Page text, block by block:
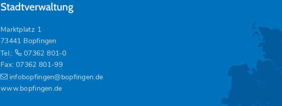
Stadtverwaltung
Marktplatz 1
73441 Bopfingen
Tel.:
07362 801-0
Fax: 07362 801-99
infobopfingen@bopfingen.de
www.bopfingen.de